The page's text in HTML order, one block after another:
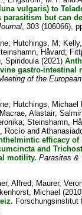
vulgaris) to
parasitism but can
, 303 (106066),
; Hutchings, M ;
Håvard;
Spiridoula(2021)
gastro-intestinal
of the
; Hutchings, Michael
Macrae, Alastair;
;Steinshamn,
Rocío and
efficacy of
and
motility. Parasites &
Alfred; Maurer,
Michael
Forschungsinstitut